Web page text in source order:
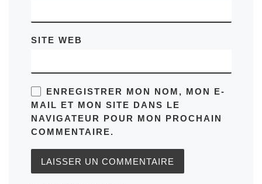
SITE WEB
ENREGISTRER MON NOM, MON E-
MAIL ET MON SITE DANS LE
NAVIGATEUR POUR MON PROCHAIN
COMMENTAIRE.